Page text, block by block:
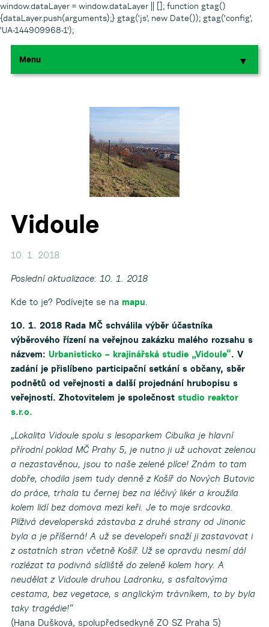
window.dataLayer = window.dataLayer || []; function gtag()
{dataLayer.push(arguments);} gtag('js', new Date()); gtag('config',
'UA-144909968-1');
Menu ▼
▼
Vidoule
10. 1. 2018
Poslední aktualizace: 10. 1. 2018
Kde to je? Podívejte se na mapu.
10. 1. 2018 Rada MČ schválila výběr účastníka
výběrového řízení na veřejnou zakázku malého rozsahu s
názvem: Urbanisticko – krajinářská studie „Vidoule“. V
zadání je přislíbeno participační setkání s občany, sběr
podnětů od veřejnosti a další projednání hrubopisu s
veřejností. Zhotovitelem je společnost studio reaktor
s.r.o.
„Lokalita Vidoule spolu s lesoparkem Cibulka je hlavní
přírodní poklad MČ Prahy 5, je nutno ji už uchovat zelenou
a nezastavěnou, jsou to naše zelené plíce! Znám to tam
dobře, chodila jsem tudy denně z Košíř do Nových Butovic
do práce, trhala tu černej bez na léčivý likér a kroužila
kolem lidí bez domova mezi keři. Je to moje srdcovka.
Plíživá developerská zástavba z druhé strany od Jinonic
byla a je příšerná! A už se developeři snaží ji zastavovat i
z ostatních stran včetně Košíř. Už se opravdu nesmí dál
rozlézat ta podivná sídliště do zeleně kolem hory. A
neudělat z Vidoule druhou Ladronku, s asfaltovýma
cestama, bez vegetace, s anglickým trávníkem, to by byla
taky tragédie!“
(Hana Dušková, spolupředsedkyně ZO SZ Praha 5)